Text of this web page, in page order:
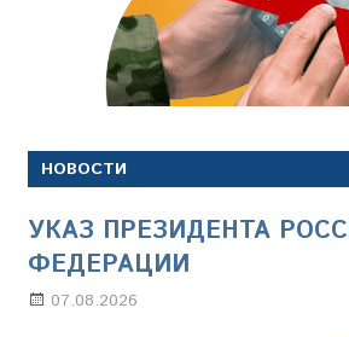
НОВОСТИ
УКАЗ ПРЕЗИДЕНТА
ФЕДЕРАЦИИ
07.08.2026